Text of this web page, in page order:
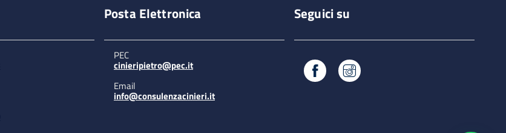
Posta Elettronica
PEC
cinieripietro@pec.it
Email
info@consulenzacinieri.it
Seguici su
Facebook